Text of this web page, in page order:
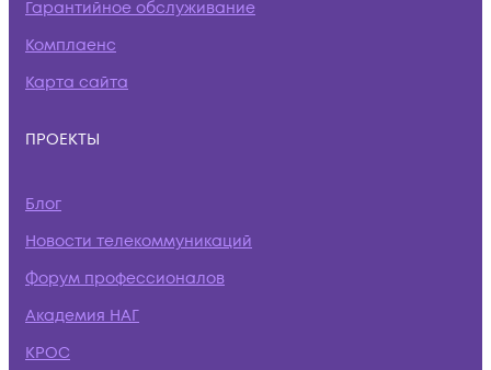
Гарантийное обслуживание
Комплаенс
Карта сайта
ПРОЕКТЫ
Блог
Новости телекоммуникаций
Форум профессионалов
Академия НАГ
КРОС